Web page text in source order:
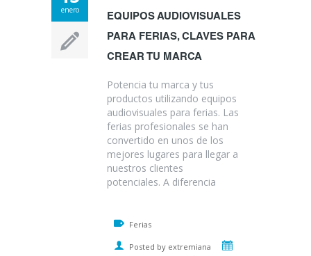
enero
EQUIPOS AUDIOVISUALES
PARA FERIAS, CLAVES PARA
CREAR TU MARCA
Potencia tu marca y tus
productos utilizando equipos
audiovisuales para ferias. Las
ferias profesionales se han
convertido en unos de los
mejores lugares para llegar a
nuestros clientes
potenciales. A diferencia
Ferias
Posted by extremiana